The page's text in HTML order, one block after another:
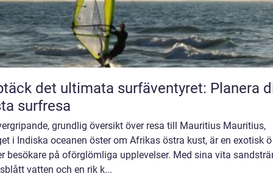
det ultimata surfäventyret: Planera
surfresa
grundlig översikt över resa till Mauritius Mauritius,
i Indiska oceanen öster om Afrikas östra kust, är en exotisk
besökare på oförglömliga upplevelser. Med sina vita
vatten och en rik k...